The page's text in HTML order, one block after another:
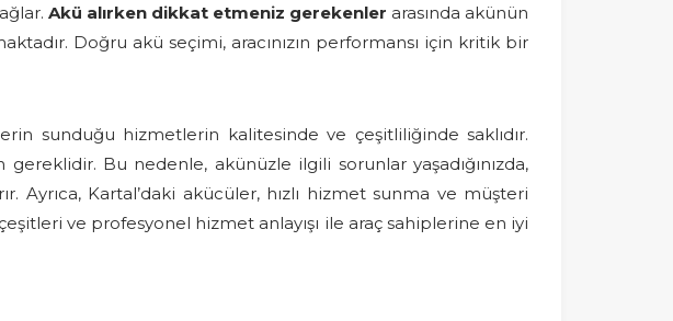
Akü alırken dikkat etmeniz gerekenler arasında akünün
Doğru akü seçimi, aracınızın performansı için kritik bir
sunduğu hizmetlerin kalitesinde ve çeşitliliğinde saklıdır.
Bu nedenle, akünüzle ilgili sorunlar yaşadığınızda,
Ayrıca, Kartal’daki akücüler, hızlı hizmet sunma ve müşteri
ve profesyonel hizmet anlayışı ile araç sahiplerine en iyi